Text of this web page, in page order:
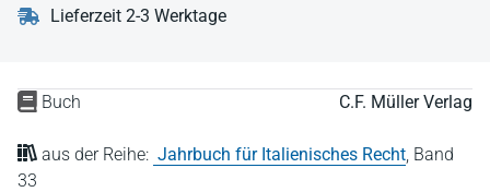
Buch C.F. Müller Verlag
aus der Reihe: Jahrbuch für Italienisches Recht Band
33
Lieferzeit 2-3 Werktage